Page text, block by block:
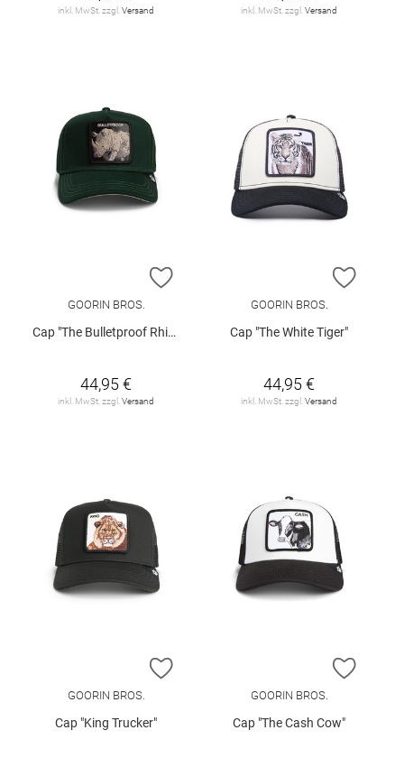
inkl. MwSt. zzgl.Versand inkl. MwSt. zzgl.Versand
ZUR WUNSCHLISTE HINZUFÜGEN
GOORIN BROS.
Cap "The Bulletproof Rhino"
44,95 €
inkl. MwSt. zzgl.Versand
ZUR
GOORIN BROS.
Cap "The White Tiger"
44,95 €
inkl. MwSt. zzgl.Versand
ZUR WUNSCHLISTE HINZUFÜGEN
GOORIN BROS.
Cap "King Trucker"
ZUR
GOORIN BROS.
Cap "The Cash Cow"